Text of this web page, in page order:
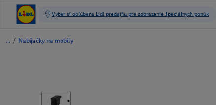
/ Nabíjačky na mobily